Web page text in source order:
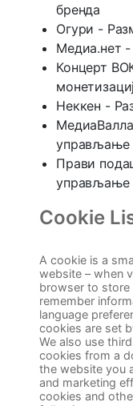
бренда
Огури -
Медиа.нет -
Концерт
Неккен -
управљање
Прави
управљање
Cookie
A cookie is a
website – when
browser to store
remember
language
cookies are set
We also use
cookies from a
the website you
and marketing
cookies and